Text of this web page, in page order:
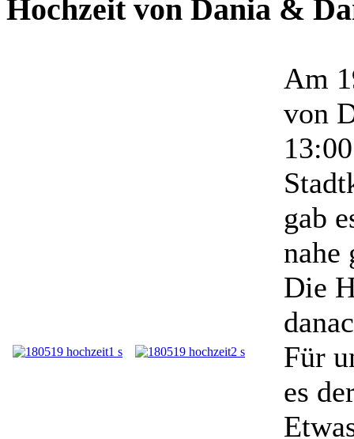
Hochzeit von Dania &
Am
von
gab
nahe
Die
Für
es